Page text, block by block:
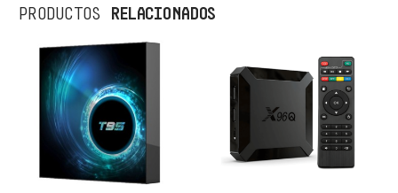
PRODUCTOS RELACIONADOS